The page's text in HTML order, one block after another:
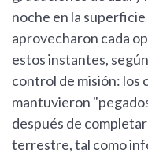
noche en la
aprovecharon cada
estos instantes,
control de misión: los
mantuvieron
después de
terrestre, tal como